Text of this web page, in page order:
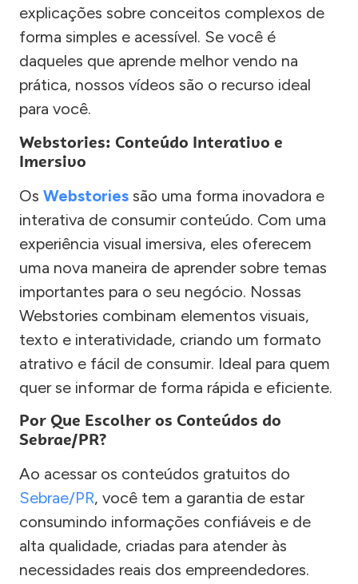
explicações sobre conceitos complexos de
forma simples e acessível. Se você é
daqueles que aprende melhor vendo na
prática, nossos vídeos são o recurso ideal
para você.
Webstories: Conteúdo Interativo e
Imersivo
Os Webstories são uma forma inovadora e
interativa de consumir conteúdo. Com uma
experiência visual imersiva, eles oferecem
uma nova maneira de aprender sobre temas
importantes para o seu negócio. Nossas
Webstories combinam elementos visuais,
texto e interatividade, criando um formato
atrativo e fácil de consumir. Ideal para quem
quer se informar de forma rápida e eficiente.
Por Que Escolher os Conteúdos do
Sebrae/PR?
Ao acessar os conteúdos gratuitos do
Sebrae/PR, você tem a garantia de estar
consumindo informações confiáveis e de
alta qualidade, criadas para atender às
necessidades reais dos empreendedores.